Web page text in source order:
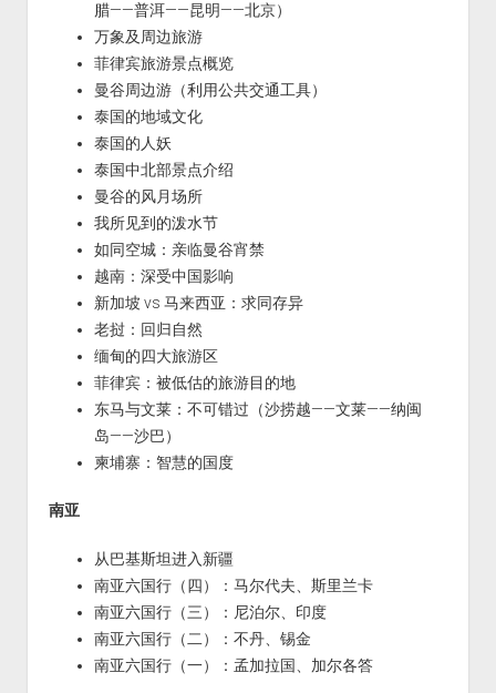
腊——普洱——昆明——北京）
万象及周边旅游
菲律宾旅游景点概览
曼谷周边游（利用公共交通工具）
泰国的地域文化
泰国的人妖
泰国中北部景点介绍
曼谷的风月场所
我所见到的泼水节
如同空城：亲临曼谷宵禁
越南：深受中国影响
新加坡 vs 马来西亚：求同存异
老挝：回归自然
缅甸的四大旅游区
菲律宾：被低估的旅游目的地
东马与文莱：不可错过（沙捞越——文莱——纳闽
岛——沙巴）
柬埔寨：智慧的国度
南亚
从巴基斯坦进入新疆
南亚六国行（四）：马尔代夫、斯里兰卡
南亚六国行（三）：尼泊尔、印度
南亚六国行（二）：不丹、锡金
南亚六国行（一）：孟加拉国、加尔各答